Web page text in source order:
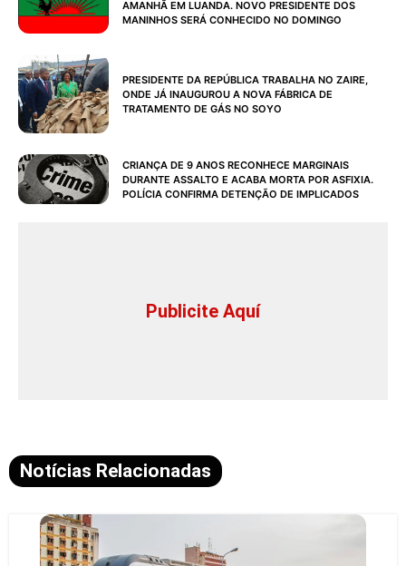
AMANHÃ EM LUANDA. NOVO PRESIDENTE DOS
MANINHOS SERÁ CONHECIDO NO DOMINGO
PRESIDENTE DA REPÚBLICA TRABALHA NO ZAIRE,
ONDE JÁ INAUGUROU A NOVA FÁBRICA DE
TRATAMENTO DE GÁS NO SOYO
CRIANÇA DE 9 ANOS RECONHECE MARGINAIS
DURANTE ASSALTO E ACABA MORTA POR ASFIXIA.
POLÍCIA CONFIRMA DETENÇÃO DE IMPLICADOS
Publicite Aquí
Notícias Relacionadas